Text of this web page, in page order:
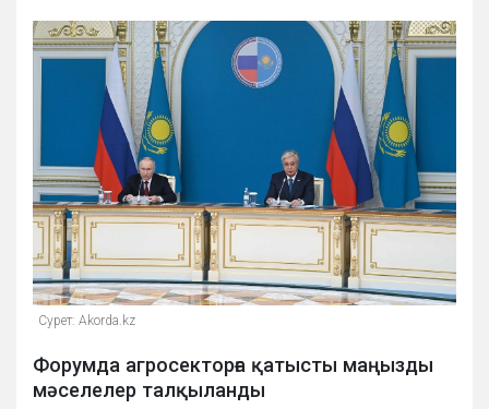
Сурет: Аkorda.kz
Форумда агросекторға қатысты маңызды
мәселелер талқыланды